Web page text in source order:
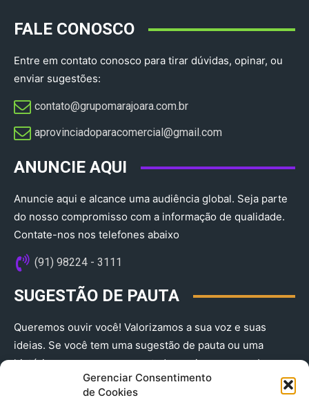
Gerenciar Consentimento
de Cookies
FALE CONOSCO
Entre em contato conosco para tirar dúvidas, opinar, ou
enviar sugestões:
contato@grupomarajoara.com.br
aprovinciadoparacomercial@gmail.com​
ANUNCIE AQUI
Anuncie aqui e alcance uma audiência global. Seja parte
do nosso compromisso com a informação de qualidade.
Contate-nos nos telefones abaixo
(91) 98224 - 3111
SUGESTÃO DE PAUTA
Queremos ouvir você! Valorizamos a sua voz e suas
ideias. Se você tem uma sugestão de pauta ou uma
história que merece ser contada, envie-nos agora!
(91) 98224 - 3111